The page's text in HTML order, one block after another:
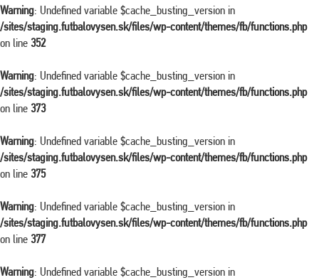
Warning: Undefined variable $cache_busting_version in
/sites/staging.futbalovysen.sk/files/wp-content/themes/fb/functions.php
on line 352
Warning: Undefined variable $cache_busting_version in
/sites/staging.futbalovysen.sk/files/wp-content/themes/fb/functions.php
on line 373
Warning: Undefined variable $cache_busting_version in
/sites/staging.futbalovysen.sk/files/wp-content/themes/fb/functions.php
on line 375
Warning: Undefined variable $cache_busting_version in
/sites/staging.futbalovysen.sk/files/wp-content/themes/fb/functions.php
on line 377
Warning: Undefined variable $cache_busting_version in